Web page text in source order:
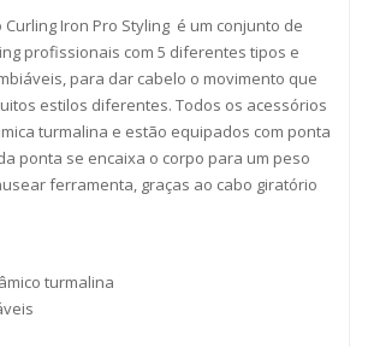
Curling Iron Pro Styling é um conjunto de
profissionais com 5 diferentes tipos e
para dar cabelo o movimento que
estilos diferentes. Todos os acessórios
turmalina e estão equipados com ponta
ponta se encaixa o corpo para um peso
ferramenta, graças ao cabo giratório
turmalina